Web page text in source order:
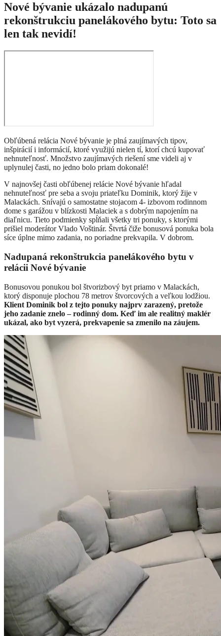
Nové bývanie ukázalo nadupanú
rekonštrukciu panelákového bytu: Toto sa
len tak nevidí!
Obľúbená relácia Nové bývanie je plná zaujímavých tipov,
inšpirácií i informácií, ktoré využijú nielen tí, ktorí chcú kupovať
nehnuteľnosť. Množstvo zaujímavých riešení sme videli aj v
uplynulej časti, no jedno bolo priam dokonalé!
V najnovšej časti obľúbenej relácie Nové bývanie hľadal
nehnuteľnosť pre seba a svoju priateľku Dominik, ktorý žije v
Malackách. Snívajú o samostatne stojacom 4- izbovom rodinnom
dome s garážou v blízkosti Malaciek a s dobrým napojením na
diaľnicu. Tieto podmienky spĺňali všetky tri ponuky, s ktorými
prišiel moderátor Vlado Voštinár. Štvrtá čiže bonusová ponuka bola
síce úplne mimo zadania, no poriadne prekvapila. V dobrom.
Nadupaná rekonštrukcia panelákového bytu v
relácii Nové bývanie
Bonusovou ponukou bol štvorizbový byt priamo v Malackách,
ktorý disponuje plochou 78 metrov štvorcových a veľkou lodžiou.
Klient Dominik bol z tejto ponuky najprv zarazený, pretože
jeho zadanie znelo – rodinný dom. Keď im ale realitný maklér
ukázal, ako byt vyzerá, prekvapenie sa zmenilo na záujem.